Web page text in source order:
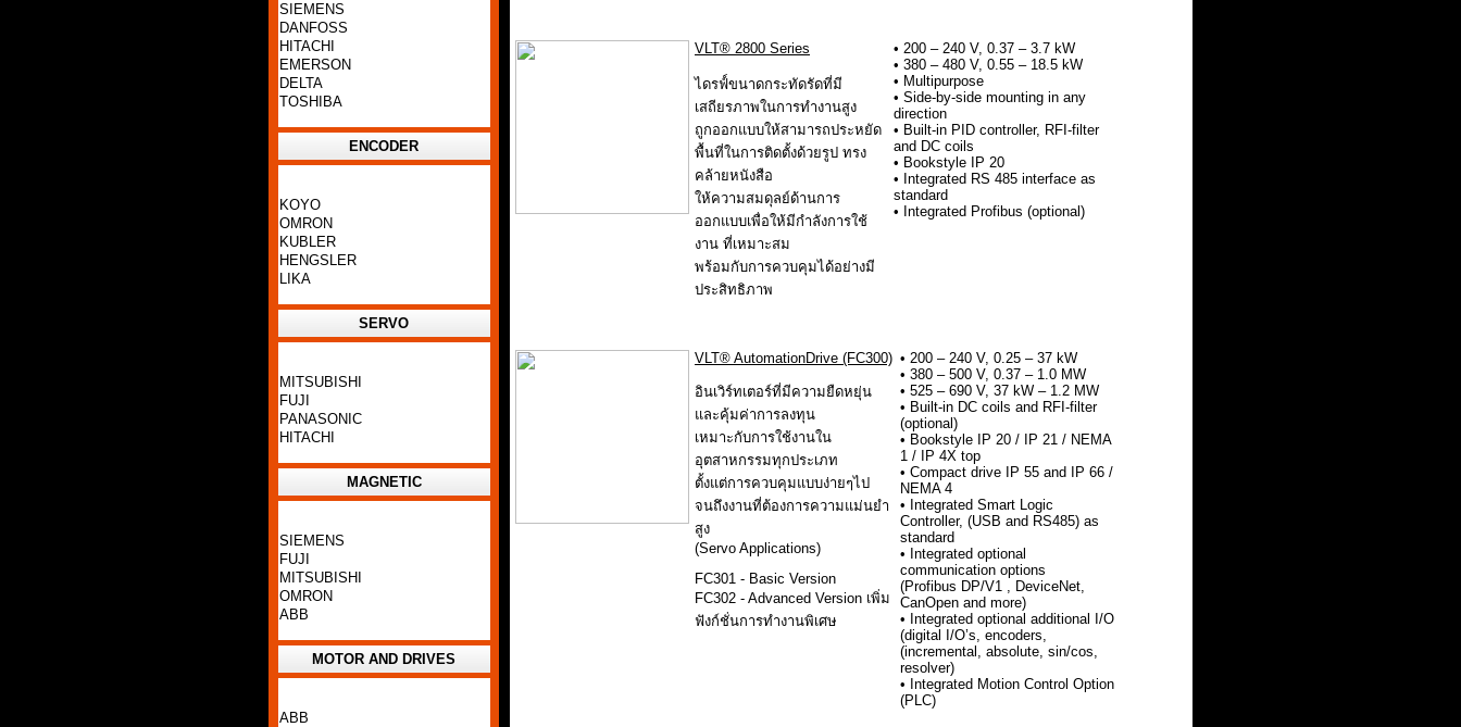
SIEMENS
DANFOSS
HITACHI
EMERSON
DELTA
TOSHIBA
ENCODER
KOYO
OMRON
KUBLER
HENGSLER
LIKA
SERVO
MITSUBISHI
FUJI
PANASONIC
HITACHI
MAGNETIC
SIEMENS
FUJI
MITSUBISHI
OMRON
ABB
MOTOR AND DRIVES
ABB
VLT® 2800 Series
ไดรฟ์์ขนาดกระทัดรัดที่มี
เสถียรภาพในการทำงานสูง
ถูกออกแบบให้สามารถประหยัด
พื้นที่ในการติดตั้งด้วยรูป ทรง
คล้ายหนังสือ
ให้ความสมดุลย์ด้านการ
ออกแบบเพื่อให้มีกำลังการใช้
งาน ที่เหมาะสม
พร้อมกับการควบคุมได้อย่างมี
ประสิทธิภาพ
• 200 – 240 V, 0.37 – 3.7 kW
• 380 – 480 V, 0.55 – 18.5 kW
• Multipurpose
• Side-by-side mounting in any
direction
• Built-in PID controller, RFI-filter
and DC coils
• Bookstyle IP 20
• Integrated RS 485 interface as
standard
• Integrated Profibus (optional)
VLT® AutomationDrive (FC300)
อินเวิร์ทเตอร์ที่มีความยืดหยุ่น
และคุ้มค่าการลงทุน
เหมาะกับการใช้งานใน
อุตสาหกรรมทุกประเภท
ตั้งแต่การควบคุมแบบง่ายๆไป
จนถึงงานที่ต้องการความแม่นยำ
สูง
(Servo Applications)
FC301 - Basic Version
FC302 - Advanced Version เพิ่ม
ฟังก์ชั่นการทำงานพิเศษ
• 200 – 240 V, 0.25 – 37 kW
• 380 – 500 V, 0.37 – 1.0 MW
• 525 – 690 V, 37 kW – 1.2 MW
• Built-in DC coils and RFI-filter
(optional)
• Bookstyle IP 20 / IP 21 / NEMA
1 / IP 4X top
• Compact drive IP 55 and IP 66 /
NEMA 4
• Integrated Smart Logic
Controller, (USB and RS485) as
standard
• Integrated optional
communication options
(Profibus DP/V1 , DeviceNet,
CanOpen and more)
• Integrated optional additional I/O
(digital I/O’s, encoders,
(incremental, absolute, sin/cos,
resolver)
• Integrated Motion Control Option
(PLC)